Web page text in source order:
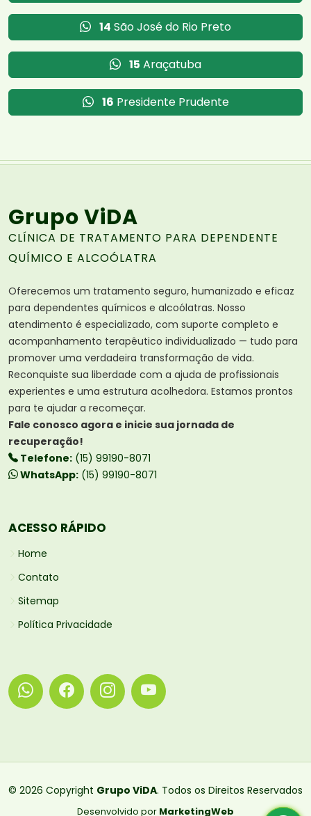
14 São José do Rio Preto
15 Araçatuba
16 Presidente Prudente
Grupo ViDA
CLÍNICA DE TRATAMENTO PARA DEPENDENTE
QUÍMICO E ALCOÓLATRA
Oferecemos um tratamento seguro, humanizado e eficaz
para dependentes químicos e alcoólatras. Nosso
atendimento é especializado, com suporte completo e
acompanhamento terapêutico individualizado — tudo para
promover uma verdadeira transformação de vida.
Reconquiste sua liberdade com a ajuda de profissionais
experientes e uma estrutura acolhedora. Estamos prontos
para te ajudar a recomeçar.
Fale conosco agora e inicie sua jornada de
recuperação!
Telefone: (15) 99190-8071
WhatsApp: (15) 99190-8071
ACESSO RÁPIDO
Home
Contato
Sitemap
Política Privacidade
© 2026 Copyright Grupo ViDA. Todos os Direitos Reservados
Desenvolvido por MarketingWeb